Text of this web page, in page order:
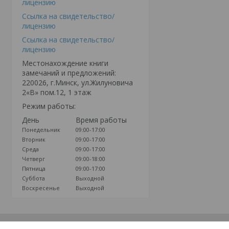
лицензию
Ссылка на свидетельство/
лицензию
Ссылка на свидетельство/
лицензию
Местонахождение книги
замечаний и предложений:
220026, г.Минск, ул.Жилуновича
2«В» пом.12, 1 этаж
Режим работы:
День
Время работы
Понедельник
09:00-17:00
Вторник
09:00-17:00
Среда
09:00-17:00
Четверг
09:00-18:00
Пятница
09:00-17:00
Суббота
Выходной
Воскресенье
Выходной